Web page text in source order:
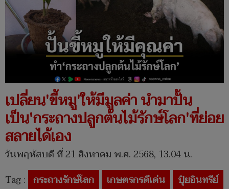
เปลี่ยน'ขี้หมู'ให้มีมูลค่า นำมาปั้น
เป็น'กระถางปลูกต้นไม้รักษ์โลก'ที่ย่อย
สลายได้เอง
วันพฤหัสบดี ที่ 21 สิงหาคม พ.ศ. 2568, 13.04 น.
Tag : กระถางรักษ์โลก เกษตรกรดีเด่น
ปุ๋ยอินทรีย์